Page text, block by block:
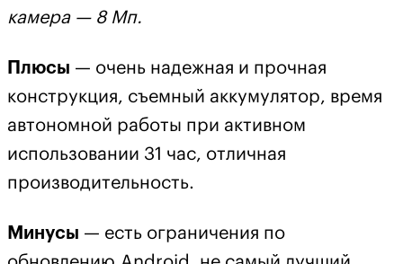
камера — 8 Мп.
Плюсы — очень надежная и прочная
конструкция, съемный аккумулятор, время
автономной работы при активном
использовании 31 час, отличная
производительность.
Минусы — есть ограничения по